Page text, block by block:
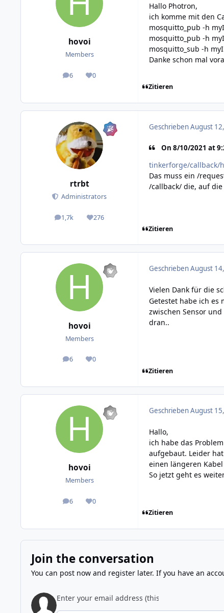
hovoi
Members
6
posts 0
Reputation
Hallo Photron,
ich komme mit den
mosquitto_pub -h
mosquitto_pub -h
mosquitto_sub -h
Danke schon mal
Zitieren
rtrbt
Administrators
1,7k
posts 276
Reputation
GeschriebenAugust
On 8/10/2021 at
tinkerforge/callback/
Das muss ein /
/callback/ die, auf
Zitieren
hovoi
Members
6
posts 0
Reputation
GeschriebenAugust
Vielen Dank für die
Getestet habe ich es
zwischen Sensor
dran..
Zitieren
hovoi
Members
6
posts 0
Reputation
GeschriebenAugust
Hallo,
ich habe das
aufgebaut. Leider
einen längeren
So jetzt geht es
Zitieren
Join the conversation
You can post now and register later. If you have an